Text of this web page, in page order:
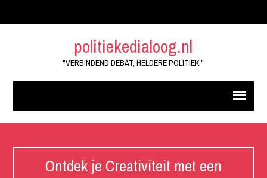
politiekedialoog.nl
"VERBINDEND DEBAT, HELDERE POLITIEK."
Ontdek je Creativiteit met een